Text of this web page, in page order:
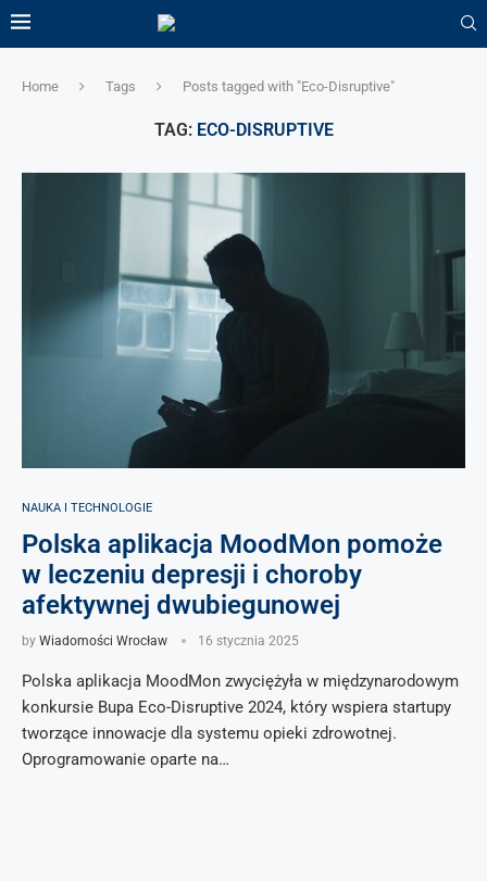
Home Tags Posts tagged with "Eco-Disruptive"
TAG: ECO-DISRUPTIVE
NAUKA I TECHNOLOGIE
Polska aplikacja MoodMon pomoże
w leczeniu depresji i choroby
afektywnej dwubiegunowej
by Wiadomości Wrocław 16 stycznia 2025
Polska aplikacja MoodMon zwyciężyła w międzynarodowym
konkursie Bupa Eco-Disruptive 2024, który wspiera startupy
tworzące innowacje dla systemu opieki zdrowotnej.
Oprogramowanie oparte na…